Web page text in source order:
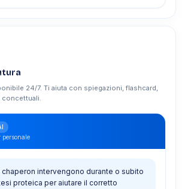
24/7. Ti aiuta con spiegazioni, flashcard,
concettuali.
personale
intervengono durante o subito
proteica per aiutare il corretto